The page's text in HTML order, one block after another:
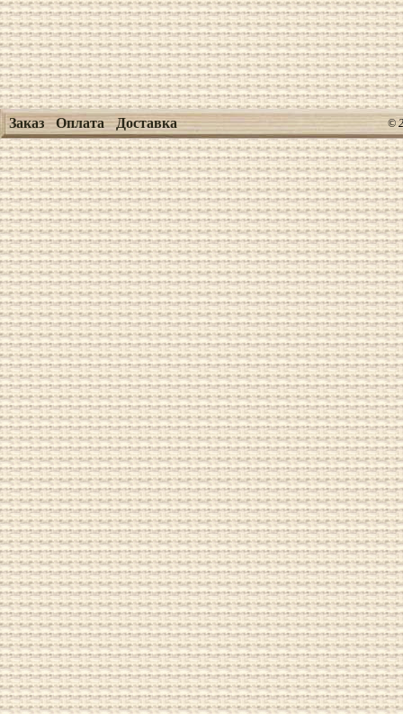
Заказ Оплата Доставка ©